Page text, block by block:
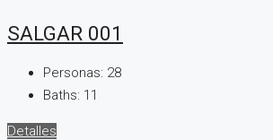
SALGAR 001
Personas: 28
Baths: 11
Detalles